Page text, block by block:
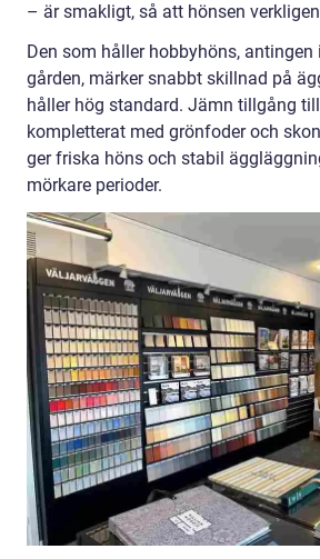
– är smakligt, så att hönsen
Den som håller hobbyhöns, antingen
gården, märker snabbt skillnad på
håller hög standard. Jämn tillgång
kompletterat med grönfoder och
ger friska höns och stabil
mörkare perioder.